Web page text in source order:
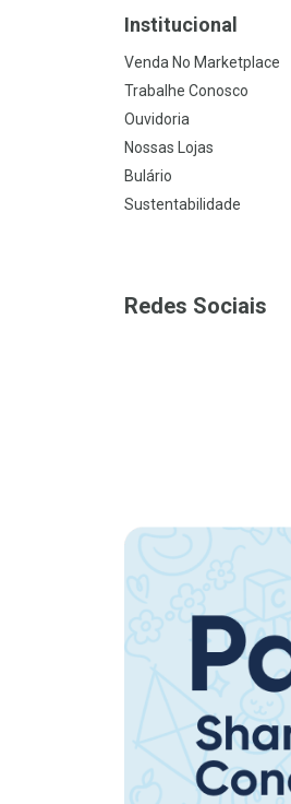
Institucional
Venda No Marketplace
Trabalhe Conosco
Ouvidoria
Nossas Lojas
Bulário
Sustentabilidade
Redes Sociais